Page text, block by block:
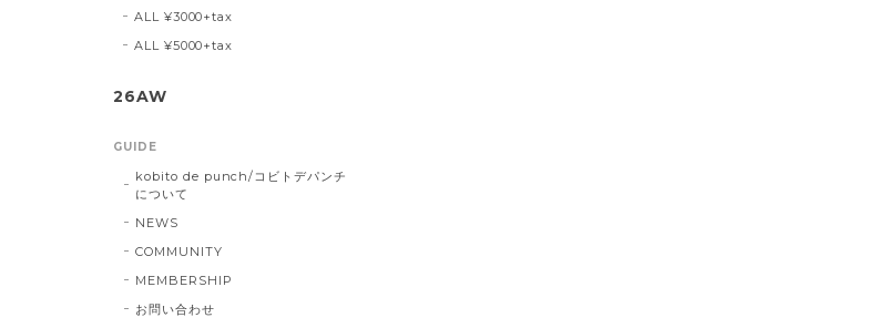
ALL ¥3000+tax
ALL ¥5000+tax
26AW
GUIDE
kobito de punch/コビトデパンチ
について
NEWS
COMMUNITY
MEMBERSHIP
お問い合わせ